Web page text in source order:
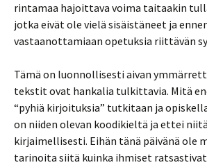
rintamaa hajoittava voima taitaakin
jotka eivät ole vielä sisäistäneet ja
vastaanottamiaan opetuksia riittävän
Tämä on luonnollisesti aivan
tekstit ovat hankalia tulkittavia. Mitä
“pyhiä kirjoituksia” tutkitaan ja
on niiden olevan koodikieltä ja ettei
kirjaimellisesti. Eihän tänä päivänä ole
tarinoita siitä kuinka ihmiset